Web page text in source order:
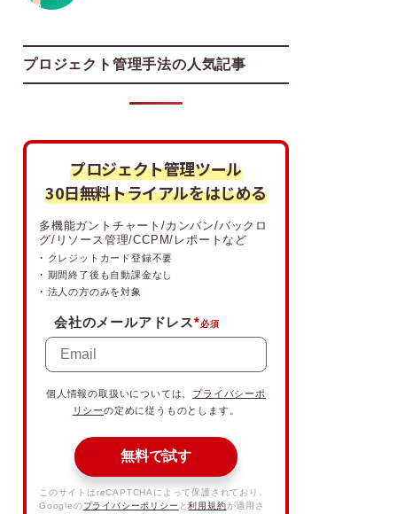
プロジェクト管理手法の人気記事
プロジェクト管理ツール
30日無料トライアルをはじめる
多機能ガントチャート/カンバン/バックロ
グ/リソース管理/CCPM/レポートなど
・ クレジットカード登録不要
・ 期間終了後も自動課金なし
・ 法人の方のみを対象
*
会社のメールアドレス
個人情報の取扱いについては、 プライバシーポ
リシーの定めに従うものとします。
無料で試す
このサイトはreCAPTCHAによって保護されており、
Googleのプライバシーポリシー と利用規約が適用さ